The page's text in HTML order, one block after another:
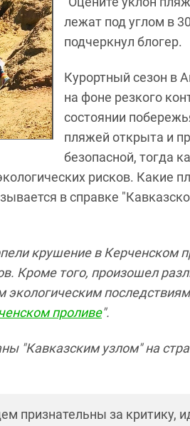
лежат под углом в
подчеркнул блогер.
Курортный сезон в
на фоне резкого
состоянии
пляжей открыта и
безопасной, тогда
рисков. Какие
в справке
крушение в Керченском
Кроме того, произошел
проливе".
"Кавказским узлом" на
признательны за критику,